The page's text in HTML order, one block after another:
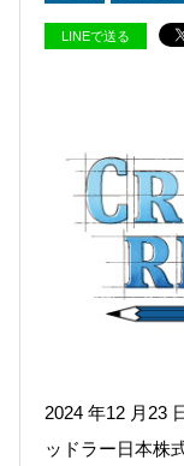
LINEで送る
2024 年12 月23
ッドラー日本株